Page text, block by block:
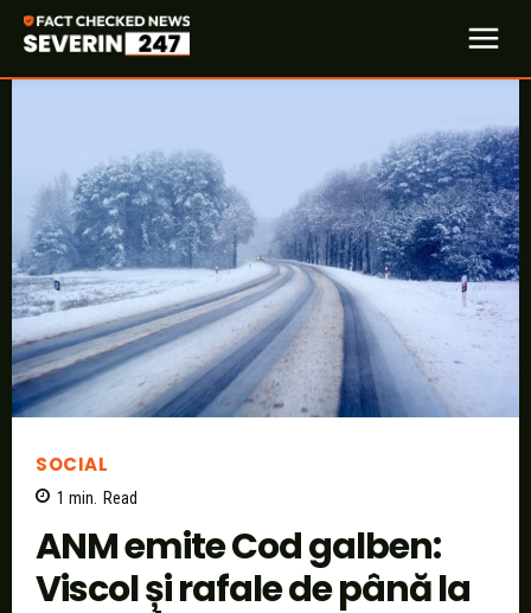
SOCIAL
1 min. Read
ANM emite Cod galben:
Viscol și rafale de până la